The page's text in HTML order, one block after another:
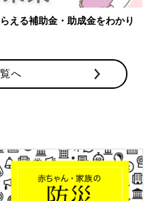
感染症対策、知っておいて！
へ